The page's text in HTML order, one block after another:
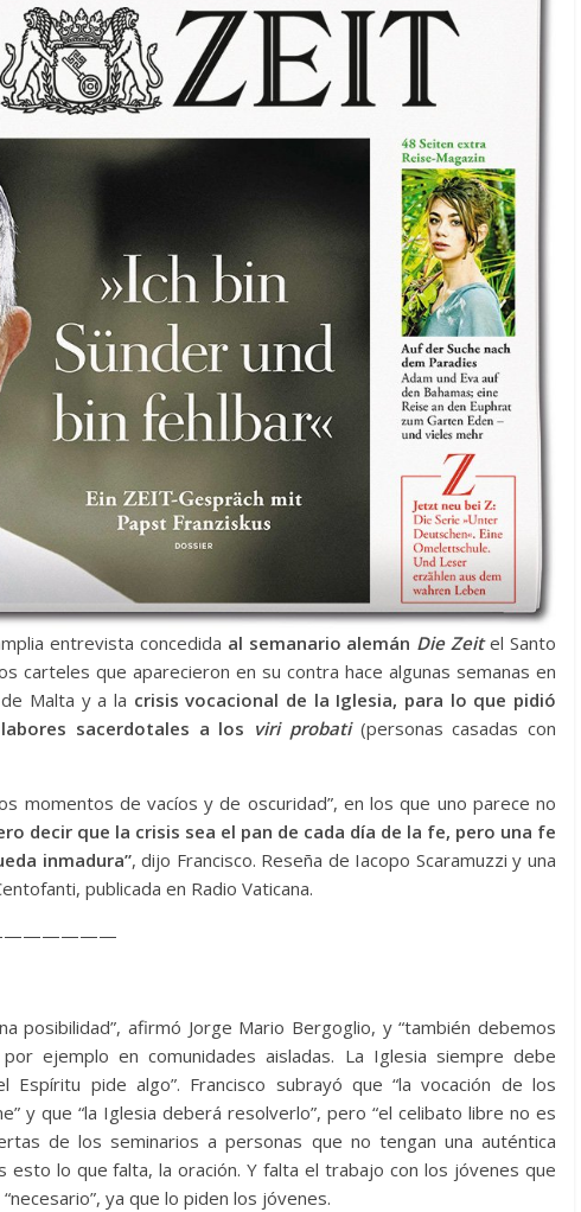
entrevista concedida al semanario alemán Die Zeitel Santo
carteles que aparecieron en su contra hace algunas semanas en
Malta y a la crisis vocacional de la Iglesia, para lo que pidió
sacerdotales a los viri probati(personas casadas con
momentos de vacíos y de oscuridad”, en los que uno parece no
decir que la crisis sea el pan de cada día de la fe, pero una fe
inmadura”, dijo Francisco. Reseña de Iacopo Scaramuzzi y una
publicada en Radio Vaticana.
posibilidad”, afirmó Jorge Mario Bergoglio, y “también debemos
ejemplo en comunidades aisladas. La Iglesia siempre debe
pide algo”. Francisco subrayó que “la vocación de los
y que “la Iglesia deberá resolverlo”, pero “el celibato libre no es
de los seminarios a personas que no tengan una auténtica
esto lo que falta, la oración. Y falta el trabajo con los jóvenes que
ya que lo piden los jóvenes.